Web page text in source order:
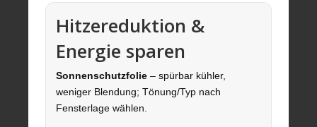
Hitzereduktion &
Energie sparen
Sonnenschutzfolie – spürbar kühler,
weniger Blendung; Tönung/Typ nach
Fensterlage wählen.